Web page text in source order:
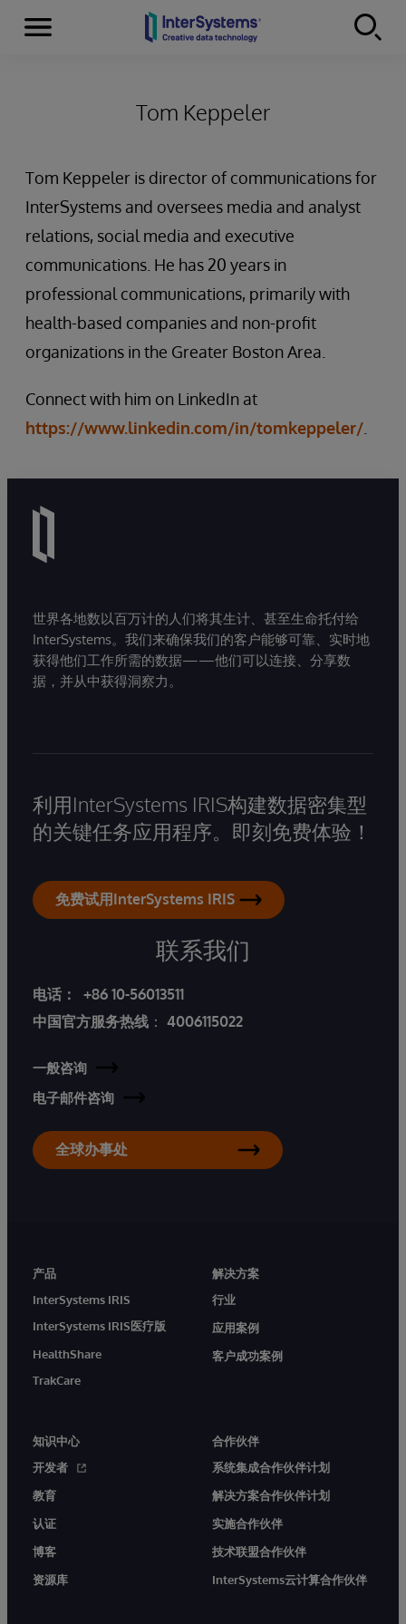
Skip to content
Menu
Tom Keppeler
Tom Keppeler is director of communications for
InterSystems and oversees media and analyst
relations, social media and executive
communications. He has 20 years in
professional communications, primarily with
health-based companies and non-profit
organizations in the Greater Boston Area.
Connect with him on LinkedIn at
https://www.linkedin.com/in/tomkeppeler/
世界各地数以百万计的人们将其生计、甚至生命托付给
InterSystems。我们来确保我们的客户能够可靠、实时地
获得他们工作所需的数据——他们可以连接、分享数
据，并从中获得洞察力。
利用InterSystems IRIS构建数据密集型
的关键任务应用程序。即刻免费体验！
免费试用InterSystems IRIS
联系我们
电话：
+86 10-56013511
中国官方服务热线 ： 4006115022
一般咨询
电子邮件咨询
全球办事处
产品
InterSystems IRIS
InterSystems IRIS医疗版
HealthShare
TrakCare
解决方案
行业
应用案例
客户成功案例
知识中心
开发者
教育
认证
博客
资源库
合作伙伴
系统集成合作伙伴计划
解决方案合作伙伴计划
实施合作伙伴
技术联盟合作伙伴
InterSystems云计算合作伙伴